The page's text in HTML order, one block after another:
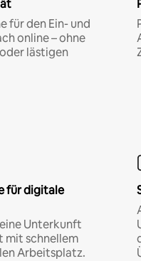
für den Ein- und
online – ohne
lästigen
für digitale
Unterkunft
mit schnellem
Arbeitsplatz.